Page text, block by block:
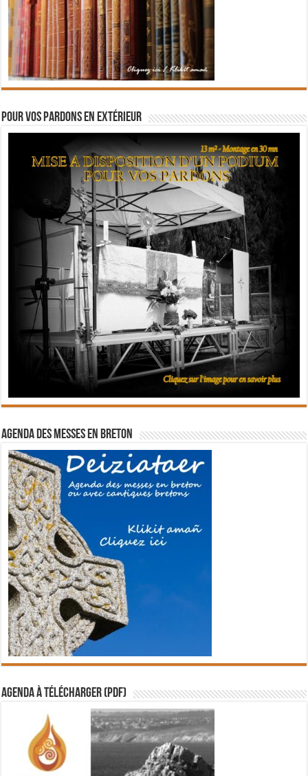
Pour vos pardons en extérieur
Agenda des messes en breton
Agenda à télécharger (PDF)